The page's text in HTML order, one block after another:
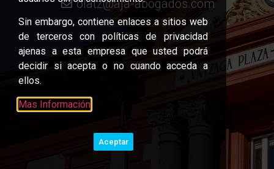
olatz@aja-abogados.com
Sin embargo, contiene enlaces a sitios web
de terceros con políticas de privacidad
ajenas a esta empresa que usted podrá
decidir si acepta o no cuando acceda a
ellos.
Mas Información
Aceptar